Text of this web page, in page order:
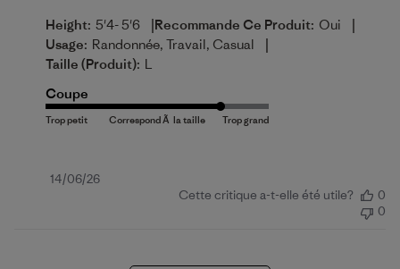
Height: 5'4- 5'6 |Recommande Ce Produit: Oui |
Usage: Randonnée, Travail, Casual |
Taille (produit): L
Coupe
Date
14/06/26
Cette critique a-t-elle été utile?
0
0